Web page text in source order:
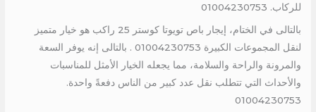
للركاب. 01004230753
بالتالى في الختام، إيجار باص تويوتا كوستر 25 راكب هو خيار متميز
لنقل المجموعات الكبيرة 01004230753 . بالتالى إنه يوفر السعة
والمرونة والراحة والسلامة، مما يجعله الخيار الأمثل للمناسبات
والأحداث التي تتطلب نقل عدد كبير من الناس دفعةً واحدة.
01004230753